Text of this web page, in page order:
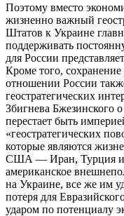
Поэтому вместо
жизненно важный
Штатов к Украине
поддерживать
для России
Кроме того,
отношении России
геостратегических
Збигнева Бжезинского
перестает быть
«геостратегических
которые являются
США — Иран, Турция и
американское
на Украине, все же им
потеря для
ударом по потенциалу